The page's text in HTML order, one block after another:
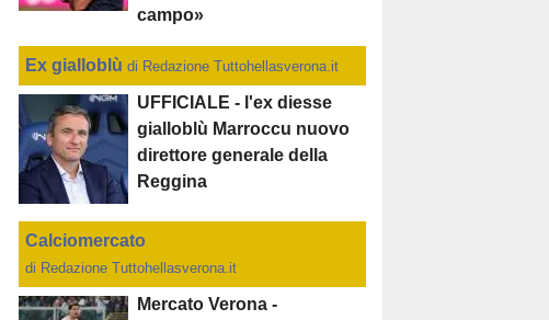
campo»
Ex gialloblùdi Redazione Tuttohellasverona.it
UFFICIALE - l'ex diesse
gialloblù Marroccu nuovo
direttore generale della
Reggina
Calciomercato
di Redazione Tuttohellasverona.it
Mercato Verona -